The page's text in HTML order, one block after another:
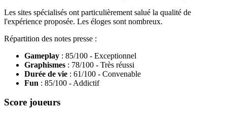
Les sites spécialisés ont particulièrement salué la qualité de
l'expérience proposée. Les éloges sont nombreux.
Répartition des notes presse :
Gameplay : 85/100 - Exceptionnel
Graphismes : 78/100 - Très réussi
Durée de vie : 61/100 - Convenable
Fun : 85/100 - Addictif
Score joueurs